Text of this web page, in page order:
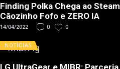
Finding Polka Chega ao
Cãozinho Fofo e ZERO IA
14/04/2022 0 0
NOTÍCIAS